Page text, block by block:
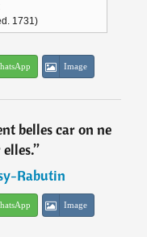
1731)
Image
belles car on ne
”
Rabutin
Image